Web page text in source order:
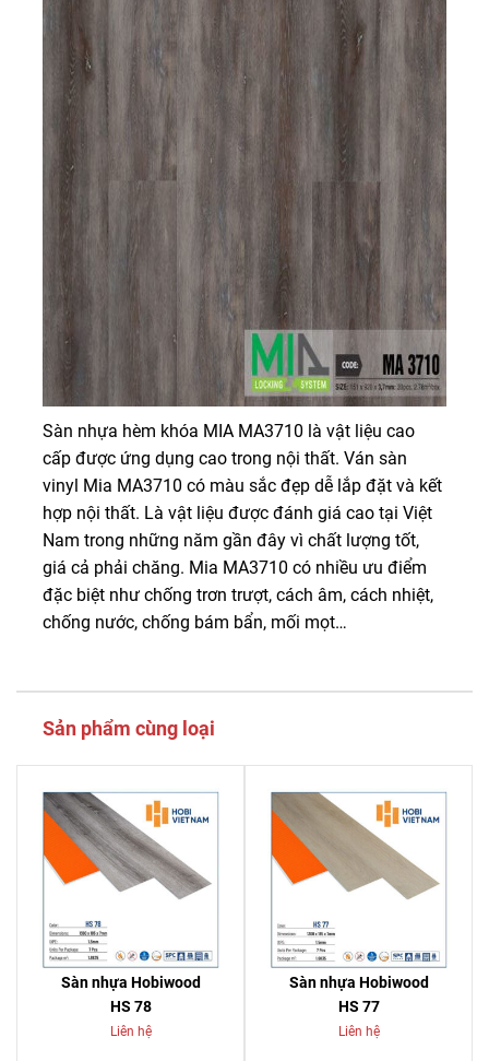
Sàn nhựa hèm khóa MIA MA3710 là vật liệu cao
cấp được ứng dụng cao trong nội thất. Ván sàn
vinyl Mia MA3710 có màu sắc đẹp dễ lắp đặt và kết
hợp nội thất. Là vật liệu được đánh giá cao tại Việt
Nam trong những năm gần đây vì chất lượng tốt,
giá cả phải chăng. Mia MA3710 có nhiều ưu điểm
đặc biệt như chống trơn trượt, cách âm, cách nhiệt,
chống nước, chống bám bẩn, mối mọt…
Sản phẩm cùng loại
Sàn nhựa Hobiwood
HS 78
Liên hệ
Sàn nhựa Hobiwood
HS 77
Liên hệ